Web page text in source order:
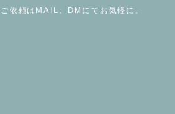
依頼はMAIL、DMにてお気軽に。